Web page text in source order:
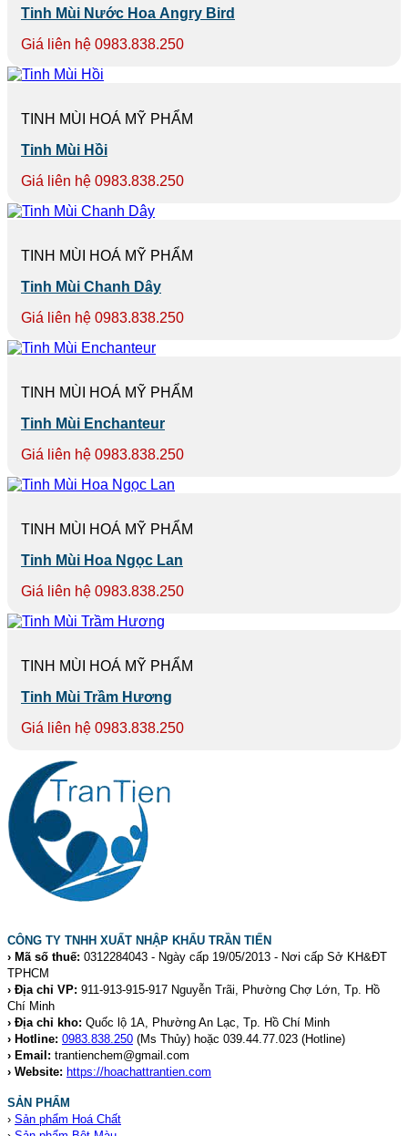
Tinh Mùi Nước Hoa Angry Bird
Giá liên hệ 0983.838.250
TINH MÙI HOÁ MỸ PHẨM
Tinh Mùi Hồi
Giá liên hệ 0983.838.250
TINH MÙI HOÁ MỸ PHẨM
Tinh Mùi Chanh Dây
Giá liên hệ 0983.838.250
TINH MÙI HOÁ MỸ PHẨM
Tinh Mùi Enchanteur
Giá liên hệ 0983.838.250
TINH MÙI HOÁ MỸ PHẨM
Tinh Mùi Hoa Ngọc Lan
Giá liên hệ 0983.838.250
TINH MÙI HOÁ MỸ PHẨM
Tinh Mùi Trầm Hương
Giá liên hệ 0983.838.250
CÔNG TY TNHH XUẤT NHẬP KHẨU TRẦN TIẾN
› Mã số thuế: 0312284043 - Ngày cấp 19/05/2013 - Nơi cấp Sở KH&ĐT
TPHCM
› Địa chỉ VP: 911-913-915-917 Nguyễn Trãi, Phường Chợ Lớn, Tp. Hồ
Chí Minh
› Địa chỉ kho: Quốc lộ 1A, Phường An Lạc, Tp. Hồ Chí Minh
› Hotline: 0983.838.250 (Ms Thủy) hoặc 039.44.77.023 (Hotline)
› Email: trantienchem@gmail.com
› Website: https://hoachattrantien.com
SẢN PHẨM
› Sản phẩm Hoá Chất